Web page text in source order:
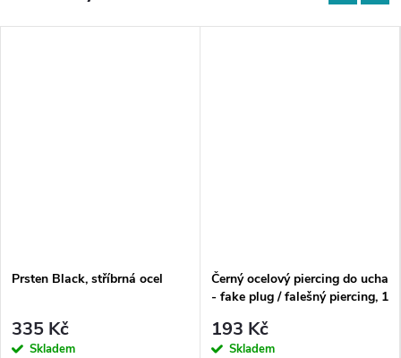
Prsten Black, stříbrná ocel
335 Kč
Skladem
Černý ocelový piercing do ucha
- fake plug / falešný piercing, 1
193 Kč
Skladem